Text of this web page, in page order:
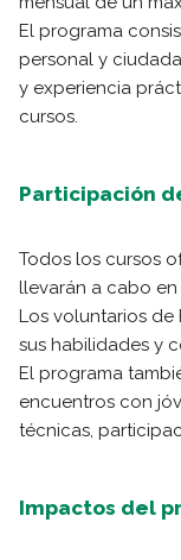
El programa
personal y
y experiencia
cursos.
Participación
Todos los cursos
llevarán a cabo en
Los voluntarios de
sus habilidades y
El programa
encuentros con
técnicas,
Impactos del